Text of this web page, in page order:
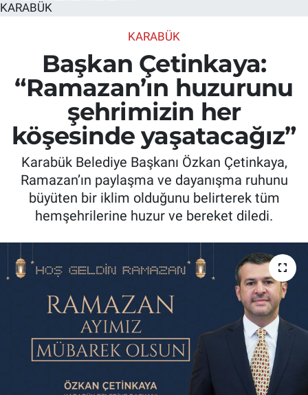
KARABÜK
KARABÜK
Başkan Çetinkaya:
“Ramazan’ın huzurunu
şehrimizin her
köşesinde yaşatacağız”
Karabük Belediye Başkanı Özkan Çetinkaya,
Ramazan’ın paylaşma ve dayanışma ruhunu
büyüten bir iklim olduğunu belirterek tüm
hemşehrilerine huzur ve bereket diledi.